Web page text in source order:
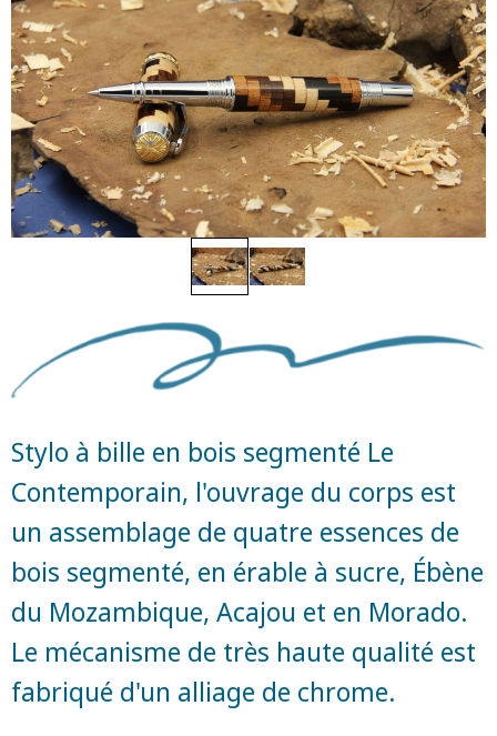
Stylo à bille en bois segmenté Le
Contemporain, l'ouvrage du corps est
un assemblage de quatre essences de
bois segmenté, en érable à sucre, Ébène
du Mozambique, Acajou et en Morado.
Le mécanisme de très haute qualité est
fabriqué d'un alliage de chrome.